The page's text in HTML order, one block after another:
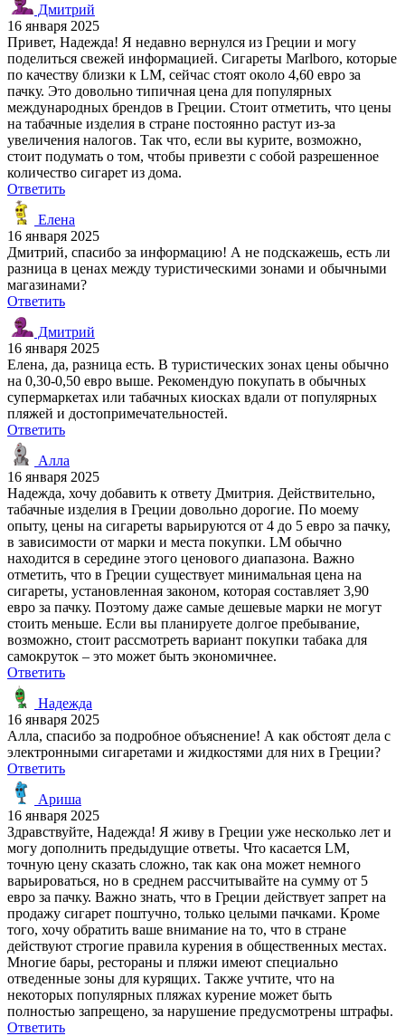
Дмитрий
16 января 2025
Привет, Надежда! Я недавно вернулся из Греции и могу
поделиться свежей информацией. Сигареты Marlboro, которые
по качеству близки к LM, сейчас стоят около 4,60 евро за
пачку. Это довольно типичная цена для популярных
международных брендов в Греции. Стоит отметить, что цены
на табачные изделия в стране постоянно растут из-за
увеличения налогов. Так что, если вы курите, возможно,
стоит подумать о том, чтобы привезти с собой разрешенное
количество сигарет из дома.
Ответить
Елена
16 января 2025
Дмитрий, спасибо за информацию! А не подскажешь, есть ли
разница в ценах между туристическими зонами и обычными
магазинами?
Ответить
Дмитрий
16 января 2025
Елена, да, разница есть. В туристических зонах цены обычно
на 0,30-0,50 евро выше. Рекомендую покупать в обычных
супермаркетах или табачных киосках вдали от популярных
пляжей и достопримечательностей.
Ответить
Алла
16 января 2025
Надежда, хочу добавить к ответу Дмитрия. Действительно,
табачные изделия в Греции довольно дорогие. По моему
опыту, цены на сигареты варьируются от 4 до 5 евро за пачку,
в зависимости от марки и места покупки. LM обычно
находится в середине этого ценового диапазона. Важно
отметить, что в Греции существует минимальная цена на
сигареты, установленная законом, которая составляет 3,90
евро за пачку. Поэтому даже самые дешевые марки не могут
стоить меньше. Если вы планируете долгое пребывание,
возможно, стоит рассмотреть вариант покупки табака для
самокруток – это может быть экономичнее.
Ответить
Надежда
16 января 2025
Алла, спасибо за подробное объяснение! А как обстоят дела с
электронными сигаретами и жидкостями для них в Греции?
Ответить
Ариша
16 января 2025
Здравствуйте, Надежда! Я живу в Греции уже несколько лет и
могу дополнить предыдущие ответы. Что касается LM,
точную цену сказать сложно, так как она может немного
варьироваться, но в среднем рассчитывайте на сумму от 5
евро за пачку. Важно знать, что в Греции действует запрет на
продажу сигарет поштучно, только целыми пачками. Кроме
того, хочу обратить ваше внимание на то, что в стране
действуют строгие правила курения в общественных местах.
Многие бары, рестораны и пляжи имеют специально
отведенные зоны для курящих. Также учтите, что на
некоторых популярных пляжах курение может быть
полностью запрещено, за нарушение предусмотрены штрафы.
Ответить